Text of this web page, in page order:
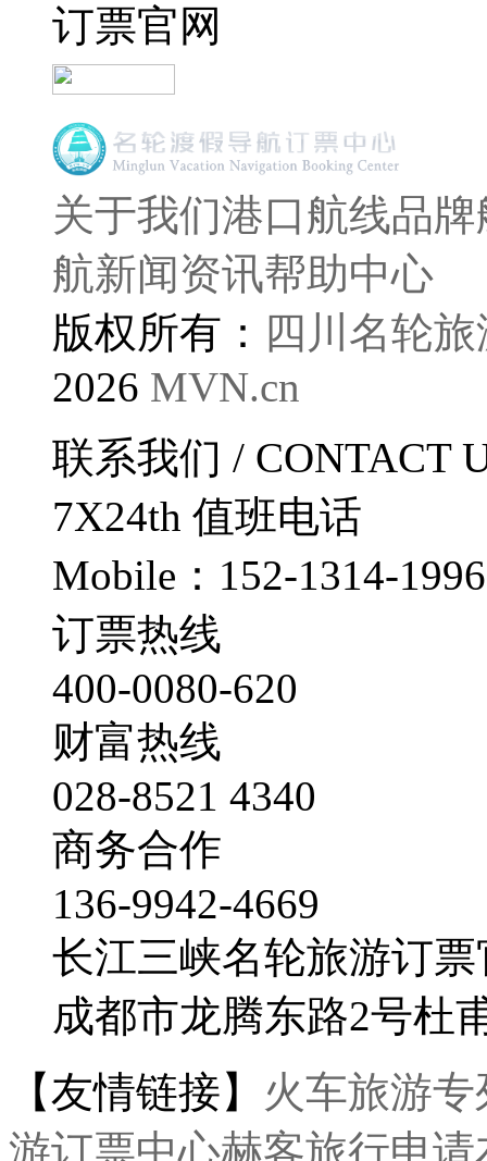
订票官网
关于我们港口航线品
航新闻资讯帮助中心
版权所有： 四川名轮
2026 MVN.cn
联系我们 / CONTACT
7X24th 值班电话
Mobile：152-1314-1996
订票热线
400-0080-620
财富热线
028-8521 4340
商务合作
136-9942-4669
长江三峡名轮旅游订
成都市龙腾东路2号杜
【友情链接】 火车旅游专
游订票中心赫客旅行申请